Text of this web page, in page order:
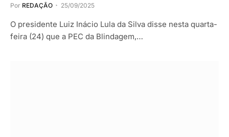
Por REDAÇÃO 25/09/2025
O presidente Luiz Inácio Lula da Silva disse nesta quarta-
feira (24) que a PEC da Blindagem,…